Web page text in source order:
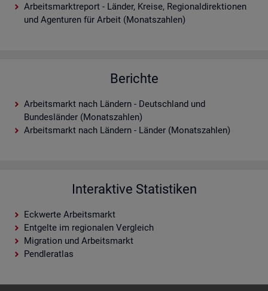
Arbeitsmarktreport - Länder, Kreise, Regionaldirektionen
und Agenturen für Arbeit (Monatszahlen)
Berichte
Arbeitsmarkt nach Ländern - Deutschland und
Bundesländer (Monatszahlen)
Arbeitsmarkt nach Ländern - Länder (Monatszahlen)
Interaktive Statistiken
Eckwerte Arbeitsmarkt
Entgelte im regionalen Vergleich
Migration und Arbeitsmarkt
Pendleratlas